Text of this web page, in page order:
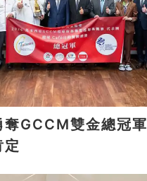
雙金總冠軍 獲總統
定